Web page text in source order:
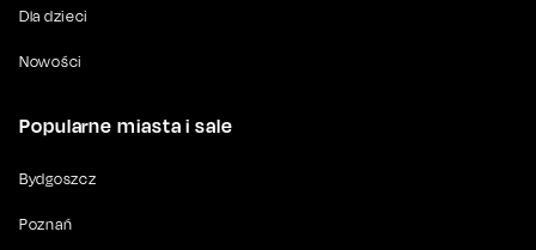
Dla dzieci
Nowości
Popularne miasta i sale
Bydgoszcz
Poznań